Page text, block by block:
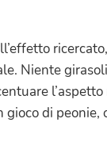
Niente
gioco di peonie,